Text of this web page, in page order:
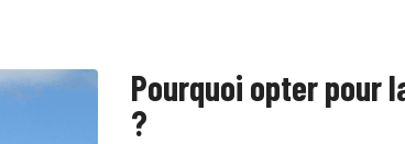
Pourquoi opter pour
?